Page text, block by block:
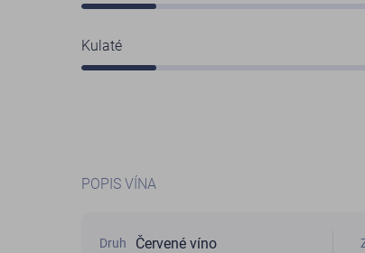
Kulaté
POPIS VÍNA
Druh Červené víno